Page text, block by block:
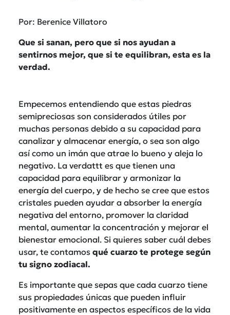
Por: Berenice Villatoro
Que si sanan, pero que si nos ayudan a
sentirnos mejor, que si te equilibran, esta es la
verdad.
Empecemos entendiendo que estas piedras
semipreciosas son considerados útiles por
muchas personas debido a su capacidad para
canalizar y almacenar energía, o sea son algo
así como un imán que atrae lo bueno y aleja lo
negativo. La verdattt es que tienen una
capacidad para equilibrar y armonizar la
energía del cuerpo, y de hecho se cree que estos
cristales pueden ayudar a absorber la energía
negativa del entorno, promover la claridad
mental, aumentar la concentración y mejorar el
bienestar emocional. Si quieres saber cuál debes
usar, te contamos qué cuarzo te protege según
tu signo zodiacal.
Es importante que sepas que cada cuarzo tiene
sus propiedades únicas que pueden influir
positivamente en aspectos específicos de la vida